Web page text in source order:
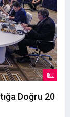
Doğru 20